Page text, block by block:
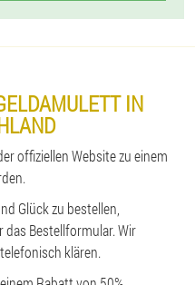
IN
offiziellen Website zu einem
Glück zu bestellen,
das Bestellformular. Wir
klären.